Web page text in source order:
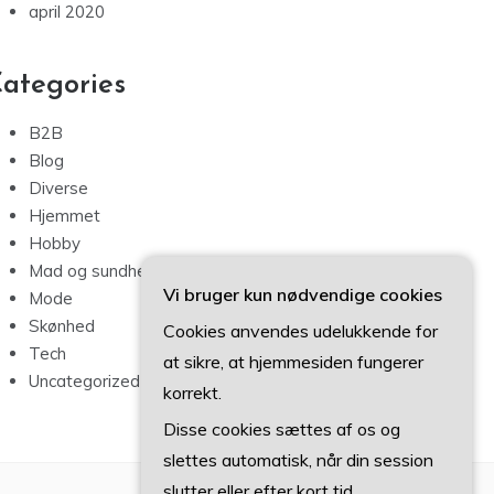
april 2020
B2B
Blog
Diverse
Hjemmet
Hobby
Mad og sundhed
Mode
Skønhed
Tech
Uncategorized
Vi bruger kun nødvendige cookies
Cookies anvendes udelukkende for
at sikre, at hjemmesiden fungerer
korrekt.
Disse cookies sættes af os og
slettes automatisk, når din session